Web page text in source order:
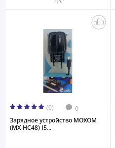
(0) 0
Зарядное устройство MOXOM
(MX-HC48) I5...